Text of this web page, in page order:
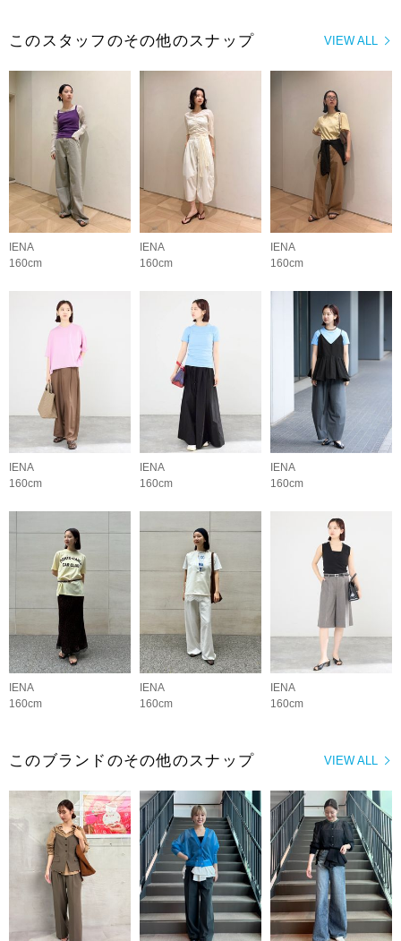
VIEW ALL
このスタッフのその他のスナップ
IENA
160cm
IENA
160cm
IENA
160cm
IENA
160cm
IENA
160cm
IENA
160cm
IENA
160cm
IENA
160cm
IENA
160cm
VIEW ALL
このブランドのその他のスナップ